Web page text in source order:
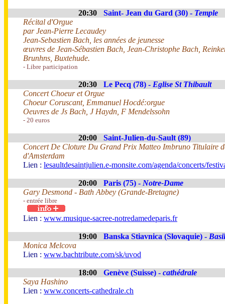
20:30 Saint- Jean du Gard (30) - Temple
Récital d'Orgue
par Jean-Pierre Lecaudey
Jean-Sebastien Bach, les années de jeunesse
œuvres de Jean-Sébastien Bach, Jean-Christophe Bach,
Brunhns, Buxtehude.
- Libre participation
20:30 Le Pecq (78) - Eglise St Thibault
Concert Choeur et Orgue
Choeur Coruscant, Emmanuel Hocdé:orgue
Oeuvres de Js Bach, J Haydn, F Mendelssohn
- 20 euros
20:00
Saint-Julien-du-Sault (89)
Concert De Cloture Du Grand Prix Matteo Imbruno Titulaire
d'Amsterdam
Lien : lesaultdesaintjulien.e-monsite.com/agenda/concerts/
20:00 Paris (75) - Notre-Dame
Gary Desmond - Bath Abbey (Grande-Bretagne)
- entrée libre
Lien : www.musique-sacree-notredamedeparis.fr
19:00 Banska Stiavnica (Slovaquie) -
Monica Melcova
Lien : www.bachtribute.com/sk/uvod
18:00 Genève (Suisse) - cathédrale
Saya Hashino
Lien : www.concerts-cathedrale.ch